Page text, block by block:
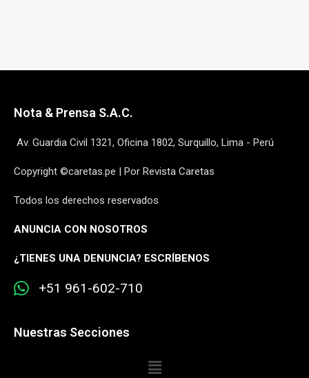
Nota & Prensa S.A.C.
Av. Guardia Civil 1321, Oficina 1802, Surquillo, Lima - Perú
Copyright ©caretas.pe | Por Revista Caretas
Todos los derechos reservados
ANUNCIA CON NOSOTROS
¿TIENES UNA DENUNCIA? ESCRÍBENOS
+51 961-602-710
Nuestras Secciones